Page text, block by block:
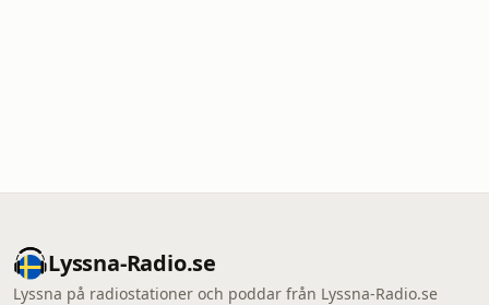
Lyssna-Radio.se
Lyssna på radiostationer och poddar från Lyssna-Radio.se